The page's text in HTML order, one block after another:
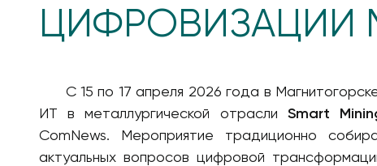
ЦИФРОВИЗАЦИИ
С 15 по 17 апреля 2026 года в
ИТ в металлургической отрасли Smart
ComNews. Мероприятие традиционно
актуальных вопросов цифровой